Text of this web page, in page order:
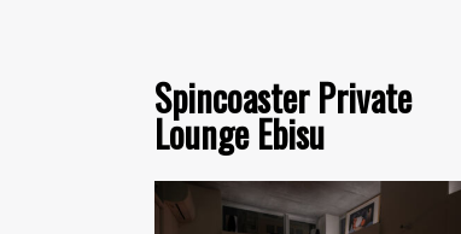
Spincoaster Private
Lounge Ebisu